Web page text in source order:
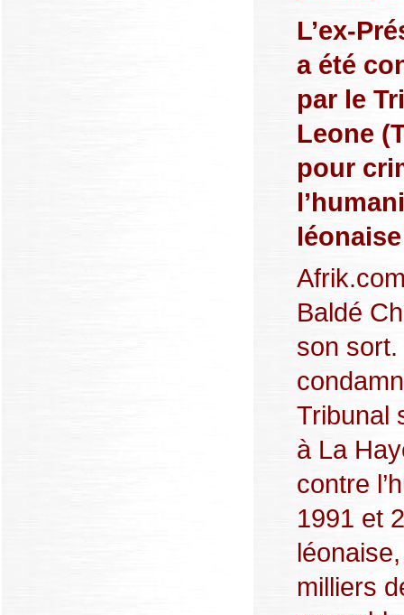
L’ex-
a été
par le
Leone
pour
Baldé
son sort.
Tribunal
à La
contre
1991 et
milliers